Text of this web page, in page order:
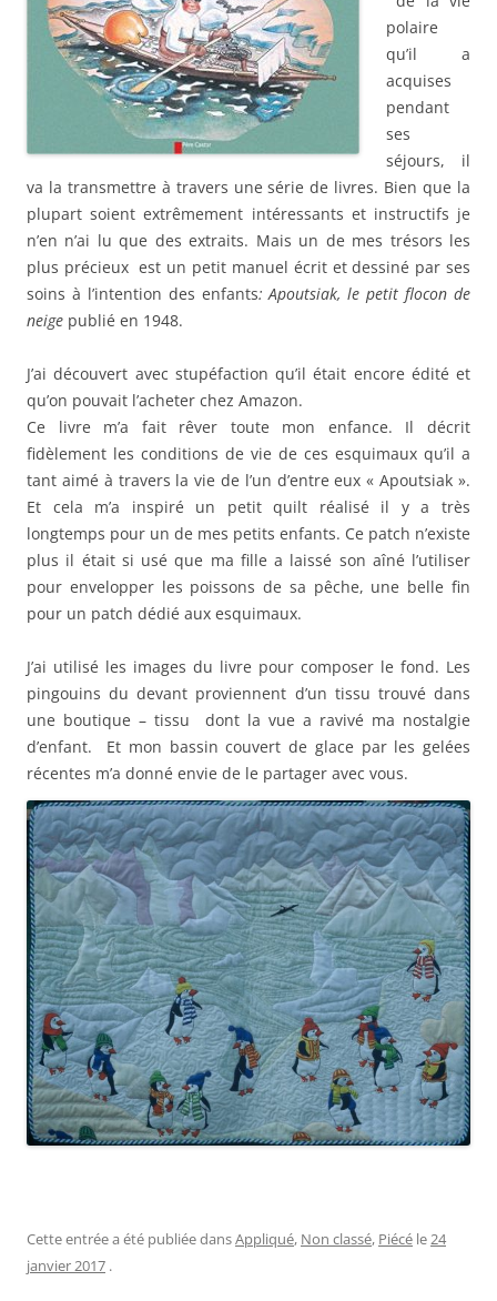
polaire
qu’il a
acquises
pendant
ses
séjours, il
va la transmettre à travers une série de livres. Bien que la
plupart soient extrêmement intéressants et instructifs je
n’en n’ai lu que des extraits. Mais un de mes trésors les
plus précieux est un petit manuel écrit et dessiné par ses
soins à l’intention des enfants: Apoutsiak, le petit flocon de
neige publié en 1948.
J’ai découvert avec stupéfaction qu’il était encore édité et
qu’on pouvait l’acheter chez Amazon.
Ce livre m’a fait rêver toute mon enfance. Il décrit
fidèlement les conditions de vie de ces esquimaux qu’il a
tant aimé à travers la vie de l’un d’entre eux « Apoutsiak ».
Et cela m’a inspiré un petit quilt réalisé il y a très
longtemps pour un de mes petits enfants. Ce patch n’existe
plus il était si usé que ma fille a laissé son aîné l’utiliser
pour envelopper les poissons de sa pêche, une belle fin
pour un patch dédié aux esquimaux.
J’ai utilisé les images du livre pour composer le fond. Les
pingouins du devant proviennent d’un tissu trouvé dans
une boutique – tissu dont la vue a ravivé ma nostalgie
d’enfant. Et mon bassin couvert de glace par les gelées
récentes m’a donné envie de le partager avec vous.
Cette entrée a été publiée dansAppliqué, Non classé, Piécé le24
janvier 2017 .